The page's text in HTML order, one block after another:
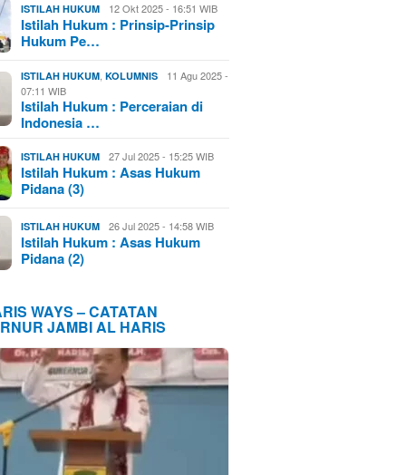
ISTILAH HUKUM 12 Okt 2025 - 16:51 WIB
Istilah Hukum : Prinsip-Prinsip
Hukum Pe…
ISTILAH HUKUM ,KOLUMNIS
11 Agu 2025 -
07:11 WIB
Istilah Hukum : Perceraian di
Indonesia …
ISTILAH HUKUM 27 Jul 2025 - 15:25 WIB
Istilah Hukum : Asas Hukum
Pidana (3)
ISTILAH HUKUM 26 Jul 2025 - 14:58 WIB
Istilah Hukum : Asas Hukum
Pidana (2)
WAYS – CATATAN
JAMBI AL HARIS